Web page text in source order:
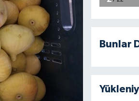
Bunlar